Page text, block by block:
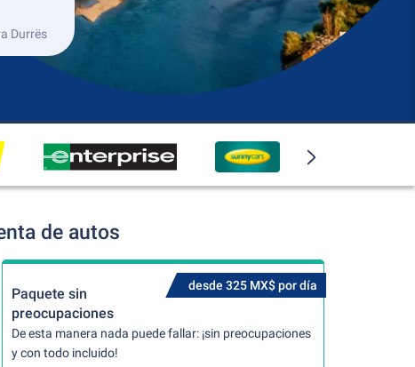
Durrës
de autos
desde 325 MX$ por día
Paquete sin
preocupaciones
De esta manera nada puede fallar: ¡sin preocupaciones
y con todo incluido!